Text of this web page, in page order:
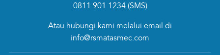
0811 901 1234(SMS)
Atau hubungi kami melalui email di
info@rsmatasmec.com